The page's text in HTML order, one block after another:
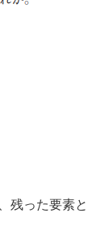
残った要素と